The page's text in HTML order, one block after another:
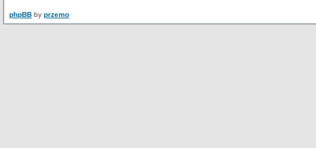
phpBB by przemo